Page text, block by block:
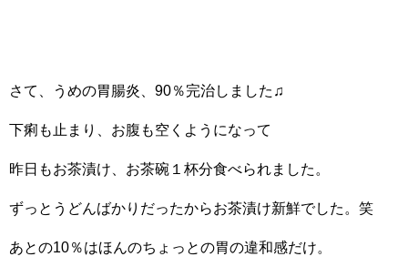
さて、うめの胃腸炎、90％完治しました♫
下痢も止まり、お腹も空くようになって
昨日もお茶漬け、お茶碗１杯分食べられました。
ずっとうどんばかりだったからお茶漬け新鮮でした。笑
あとの10％はほんのちょっとの胃の違和感だけ。